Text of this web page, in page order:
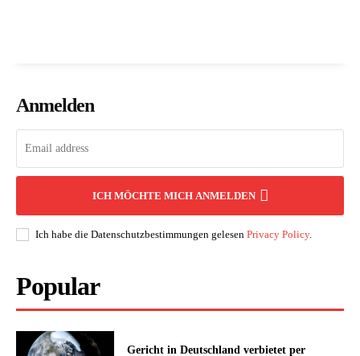
Anmelden
ICH MÖCHTE MICH ANMELDEN
Ich habe die Datenschutzbestimmungen gelesen Privacy Policy.
Popular
Gericht in Deutschland verbietet per